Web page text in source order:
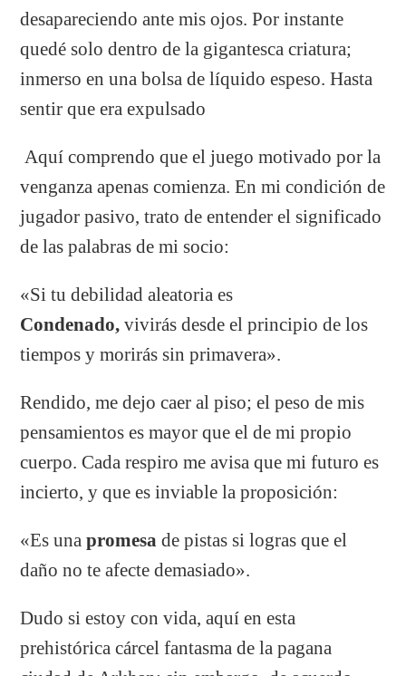
desapareciendo ante mis ojos. Por instante
quedé solo dentro de la gigantesca criatura;
inmerso en una bolsa de líquido espeso. Hasta
sentir que era expulsado
Aquí comprendo que el juego motivado por la
venganza apenas comienza. En mi condición de
jugador pasivo, trato de entender el significado
de las palabras de mi socio:
«Si tu debilidad aleatoria es
Condenado, vivirás desde el principio de los
tiempos y morirás sin primavera».
Rendido, me dejo caer al piso; el peso de mis
pensamientos es mayor que el de mi propio
cuerpo. Cada respiro me avisa que mi futuro es
incierto, y que es inviable la proposición:
«Es unapromesa de pistas si logras que el
daño no te afecte demasiado».
Dudo si estoy con vida, aquí en esta
prehistórica cárcel fantasma de la pagana